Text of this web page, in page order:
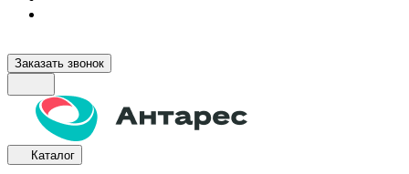
Заказать звонок
Каталог